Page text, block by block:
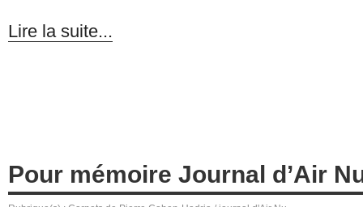
Lire la suite...
Pour mémoire Journal d’Air